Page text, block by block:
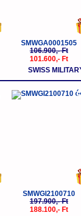
SMWGA0001505
106.900,- Ft
101.600,- Ft
SWISS
-
SMWGI2100710
197.900,- Ft
188.100,- Ft